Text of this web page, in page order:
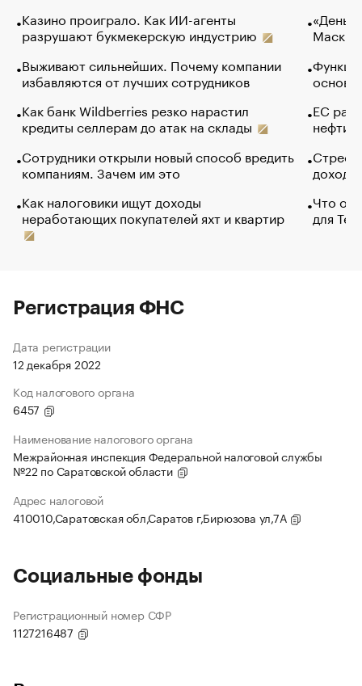
Казино проиграло. Как ИИ-агенты
разрушают букмекерскую индустрию
Выживают сильнейших. Почему компании
избавляются от лучших сотрудников
Как банк Wildberries резко нарастил
кредиты селлерам до атак на склады
Сотрудники открыли новый способ вредить
компаниям. Зачем им это
Как налоговики ищут доходы
неработающих покупателей яхт и квартир
Маск в
основ
ЕС
нефти
Что
для
Регистрация ФНС
Дата регистрации
12 декабря 2022
Код налогового органа
6457
Наименование налогового органа
Межрайонная инспекция Федеральной налоговой службы
№22 по Саратовской области
Адрес налоговой
410010,Саратовская обл,Саратов г,Бирюзова ул,7А
Социальные фонды
Регистрационный номер СФР
1127216487